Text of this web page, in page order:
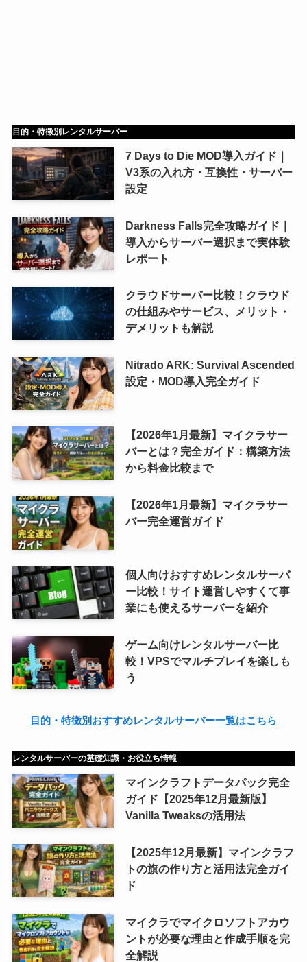
目的・特徴別レンタルサーバー
7 Days to Die MOD導入ガイド｜
V3系の入れ方・互換性・サーバー
設定
Darkness Falls完全攻略ガイド｜
導入からサーバー選択まで実体験
レポート
クラウドサーバー比較！クラウド
の仕組みやサービス、メリット・
デメリットも解説
Nitrado ARK: Survival Ascended
設定・MOD導入完全ガイド
【2026年1月最新】マイクラサー
バーとは？完全ガイド：構築方法
から料金比較まで
【2026年1月最新】マイクラサー
バー完全運営ガイド
個人向けおすすめレンタルサーバ
ー比較！サイト運営しやすくて事
業にも使えるサーバーを紹介
ゲーム向けレンタルサーバー比
較！VPSでマルチプレイを楽しも
う
目的・特徴別おすすめレンタルサーバー一覧はこちら
レンタルサーバーの基礎知識・お役立ち情報
マインクラフトデータパック完全
ガイド【2025年12月最新版】
Vanilla Tweaksの活用法
【2025年12月最新】マインクラフ
トの旗の作り方と活用法完全ガイ
ド
マイクラでマイクロソフトアカウ
ントが必要な理由と作成手順を完
全解説